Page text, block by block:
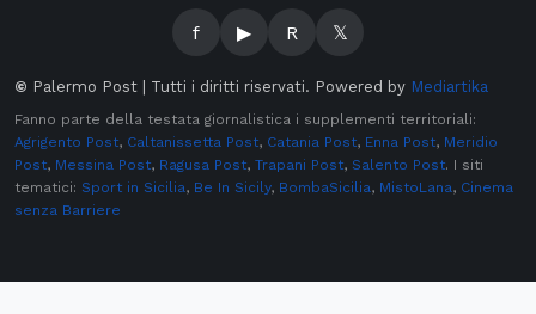
f ▶ R 𝕏
© Palermo Post | Tutti i diritti riservati. Powered by Mediartika
Fanno parte della testata giornalistica i supplementi territoriali:
Agrigento Post, Caltanissetta Post, Catania Post, Enna Post, Meridio
Post, Messina Post, Ragusa Post, Trapani Post, Salento Post. I siti
tematici: Sport in Sicilia, Be In Sicily, BombaSicilia, MistoLana, Cinema
senza Barriere